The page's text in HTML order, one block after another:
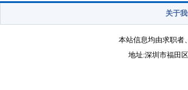
(2人) 深圳市埃帝诗钟表有限公司
(2人) 深圳市瑞美时表业有限公司
关于我
本站信息均由求职者
地址:深圳市福田